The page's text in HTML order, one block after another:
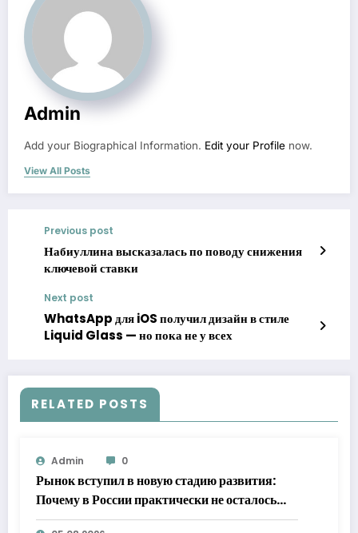
Admin
Add your Biographical Information. Edit your Profile now.
View All Posts
Previous post
Набиуллина высказалась по поводу снижения
ключевой ставки
Next post
WhatsApp для iOS получил дизайн в стиле
Liquid Glass — но пока не у всех
RELATED POSTS
Admin 0
Рынок вступил в новую стадию развития:
Почему в России практически не осталось
бесплатной доставки продуктов